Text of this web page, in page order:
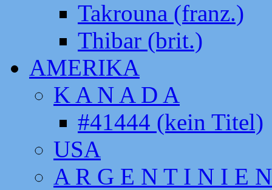
Takrouna (franz.)
Thibar (brit.)
AMERIKA
K A N A D A
#41444 (kein Titel)
USA
A R G E N T I N I E N